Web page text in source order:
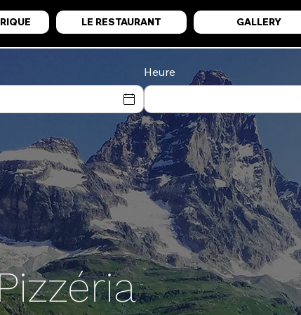
LE RESTAURANT GALLERY
Heure